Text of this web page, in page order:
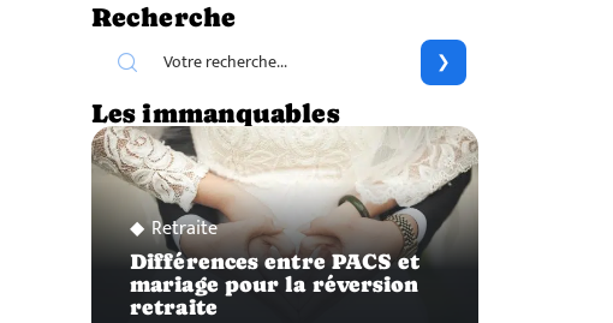
Recherche
Les immanquables
Retraite
Différences entre PACS et
mariage pour la réversion
retraite